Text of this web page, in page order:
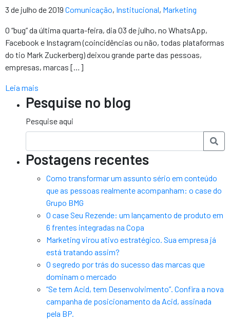
3 de julho de 2019 Comunicação, Institucional, Marketing
O “bug” da última quarta-feira, dia 03 de julho, no WhatsApp,
Facebook e Instagram (coincidências ou não, todas plataformas
do tio Mark Zuckerberg) deixou grande parte das pessoas,
empresas, marcas […]
Leia mais
Pesquise no blog
Pesquise aqui
Postagens recentes
Como transformar um assunto sério em conteúdo
que as pessoas realmente acompanham: o case do
Grupo BMG
O case Seu Rezende: um lançamento de produto em
6 frentes integradas na Copa
Marketing virou ativo estratégico. Sua empresa já
está tratando assim?
O segredo por trás do sucesso das marcas que
dominam o mercado
“Se tem Acid, tem Desenvolvimento”. Confira a nova
campanha de posicionamento da Acid, assinada
pela BP.